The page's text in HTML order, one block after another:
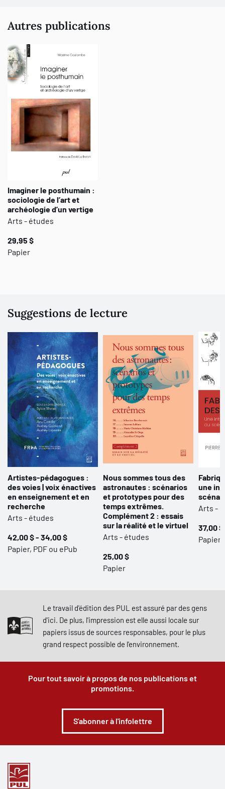
étrange île déserte, la bibliothèque de Whittome brosse un
autorise l’approche des œuvres et de la spiritualité de l’artiste par
le biais de ses propres références.
Pour donner vie à la création d’Irene F. Whittome, nous avons
voulu jouer le jeu, débarquer sur son île déserte et n’utiliser, pour
penser sa pratique, que sa bibliothèque et son propre langage.
Autres publications
Imaginer le posthumain :
sociologie de l’art et
archéologie d’un vertige
Arts - études
29,95 $
Papier
Suggestions de lecture
Artistes-pédagogues :
des voies | voix énactives
en enseignement et en
recherche
Arts - études
42,00 $ - 34,00 $
Papier, PDF ou ePub
Nous sommes tous des
astronautes : scénarios
et prototypes pour des
temps extrêmes.
Complément 2 : essais
sur la réalité et le virtuel
Arts - études
25,00 $
Papier
une
Arts -
37,00
Papier,
Le travail d'édition des PUL est assuré par des gens
d'ici. De plus, l'impression est elle aussi locale sur
papiers issus de sources responsables, pour le plus
grand respect possible de l'environnement.
Pour tout savoir à propos de nos publications et
promotions.
S'abonner à l'infolettre